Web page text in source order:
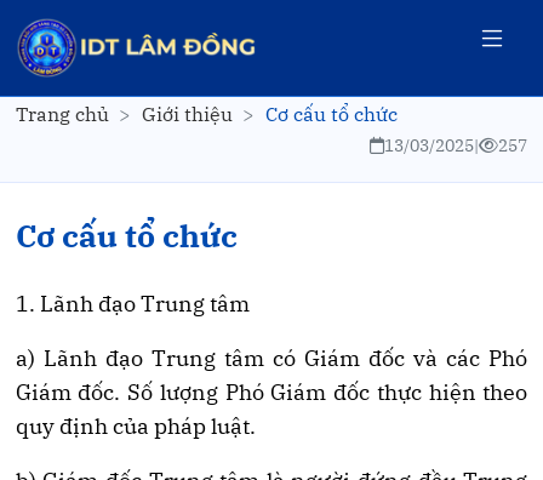
Trang chủ Giới thiệu Cơ cấu tổ chức
13/03/2025| 257
Cơ cấu tổ chức
1. Lãnh đạoTrung tâm
a) Lãnh đạo Trung tâm có Giám đốc và các Phó
Giám đốc. Số lượng Phó Giám đốc thực hiện theo
quy định của pháp luật.